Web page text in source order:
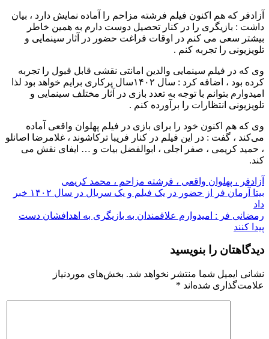
آزادفر که هم اکنون فیلم فرشته مزاحم را آماده نمایش دارد ، بیان
داشت : بازیگری را در کنار تحصیل دوست دارم به همین خاطر
بیشتر سعی می کنم در اوقات فراغت حضور در آثار سینمایی و
تلویزیونی را تجربه کنم .
وی که در فیلم سینمایی والدین امانتی نقشی قابل قبول را تجربه
کرده بود ، اضافه کرد : سال ۱۴۰۲سال پرکاری برایم خواهد بود لذا
امیدوارم بتوانم با توجه به تعدد بازی در آثار مختلف سینمایی و
تلویزیونی انتظارات را برآورده کنم .
وی که هم اکنون خود را برای بازی در فیلم پهلوان واقعی آماده
می‌کند ، گفت : در این فیلم در کنار فریبا ترکاشوند ، غلامرضا اصانلو
، حمید کریمی ، صفر اجلی ، ابوالفضل بیات و … ایفای نقش می
کند.
آزادفر ، پهلوان واقعی ، فرشته مزاحم ، محمد کریمی
راهبری
نوشته
بیتا آرمان فر از حضور در یک فیلم و یک سریال در سال ۱۴۰۲ خبر
داد
رمضانی فر : امیدوارم علاقمندان به بازیگری به اهدافشان دست
پیدا کنند
دیدگاهتان را بنویسید
نشانی ایمیل شما منتشر نخواهد شد. بخش‌های موردنیاز
علامت‌گذاری شده‌اند *